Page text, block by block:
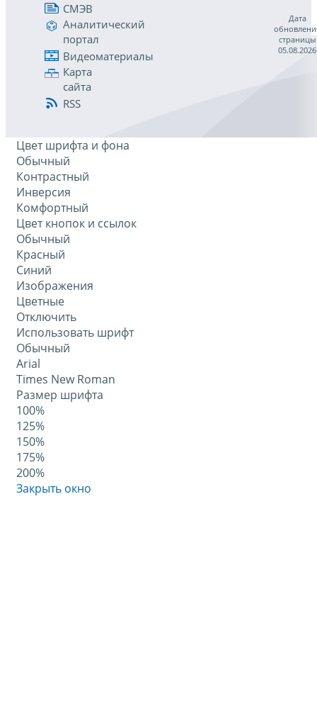
СМЭВ
Аналитический
портал
Видеоматериалы
Карта
сайта
RSS
Дата
страницы
05.08.2026
Цвет шрифта и фона
Обычный
Контрастный
Инверсия
Комфортный
Цвет кнопок и ссылок
Обычный
Красный
Синий
Изображения
Цветные
Отключить
Использовать шрифт
Обычный
Arial
Times New Roman
Размер шрифта
100%
125%
150%
175%
200%
Закрыть окно